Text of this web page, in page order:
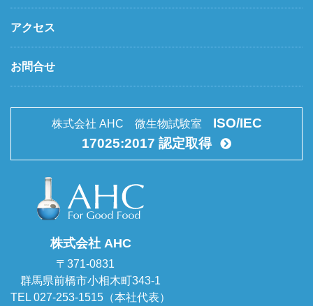
アクセス
お問合せ
株式会社 AHC 微生物試験室 ISO/IEC
17025:2017 認定取得
株式会社 AHC
〒371-0831
群馬県前橋市小相木町343-1
TEL 027-253-1515（本社代表）